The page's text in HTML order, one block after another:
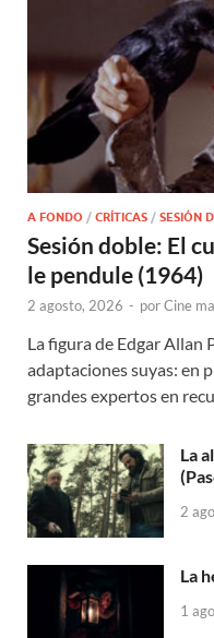
A FONDO / CRÍTICAS / SESIÓN
Sesión doble: El
le pendule (1964)
2 agosto, 2026 - porCine
La figura de Edgar Allan
adaptaciones suyas: en
grandes expertos en
La
2
La
1